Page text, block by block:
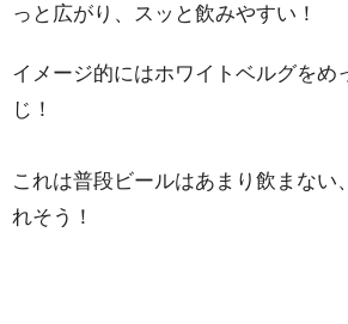
っと広がり、スッと飲みやすい！
イメージ的にはホワイトベルグをめ
じ！
これは普段ビールはあまり飲まない
れそう！